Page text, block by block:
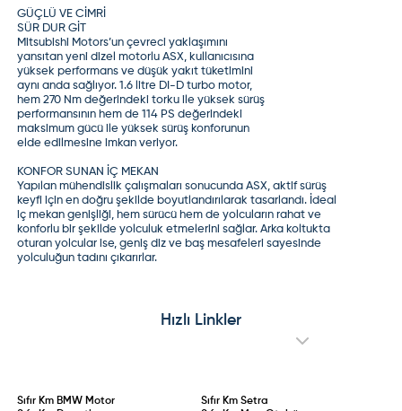
durur ama takip edelim dedi. Ama ileride motorun
inmesi gerekebilir diyor. Arabayı çok seviyorum. Bu
sorun bu araçta kronik mi?
(0) (0) Cevap yaz
Misafir Kullanıcı
Yag kaçağı olan araçlarda benim bildiğim motorun
tüm contalarının değişmesi lazım yoksa hiç bir şey
fayda etmez
(0) (0)
Misafir Kullanıcı
bu araçlarda normal 1000 km'de 250 ml yağ eksiltir
diyor servis kitabı
(0) ( 0)
GÜÇLÜ VE CİMRİ
SÜR DUR GİT
Mitsubishi Motors’un çevreci yaklaşımını
yansıtan yeni dizel motorlu ASX, kullanıcısına
yüksek performans ve düşük yakıt tüketimini
aynı anda sağlıyor. 1.6 litre DI-D turbo motor,
hem 270 Nm değerindeki torku ile yüksek sürüş
performansının hem de 114 PS değerindeki
maksimum gücü ile yüksek sürüş konforunun
elde edilmesine imkan veriyor.
KONFOR SUNAN İÇ MEKAN
Yapılan mühendislik çalışmaları sonucunda ASX, aktif sürüş
keyfi için en doğru şekilde boyutlandırılarak tasarlandı. İdeal
iç mekan genişliği, hem sürücü hem de yolcuların rahat ve
konforlu bir şekilde yolculuk etmelerini sağlar. Arka koltukta
oturan yolcular ise, geniş diz ve baş mesafeleri sayesinde
yolculuğun tadını çıkarırlar.
Hızlı Linkler
Sıfır Km BMW Motor Sıfır Km Setra